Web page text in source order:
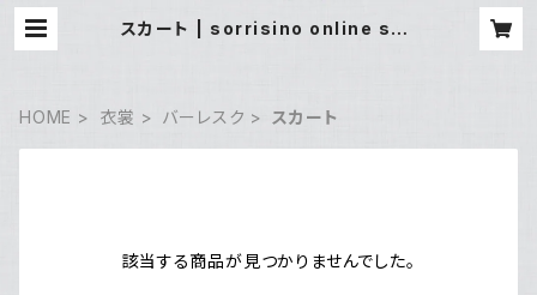
スカート | sorrisino online sho
HOME 衣裳 バーレスク スカート
該当する商品が見つかりませんでした。